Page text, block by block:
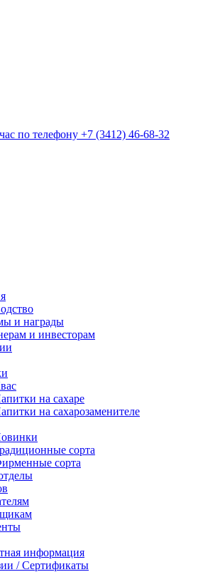
по телефону +7 (3412) 46-68-32
и награды
и инвесторам
на сахаре
на сахарозаменителе
сорта
сорта
информация
/ Сертификаты